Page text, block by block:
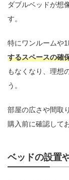
ダブルベッドが想
す。
特にワンルームや
するスペースの確
もなくなり、理想
う。
部屋の広さや間取
購入前に確認して
ベッドの設置